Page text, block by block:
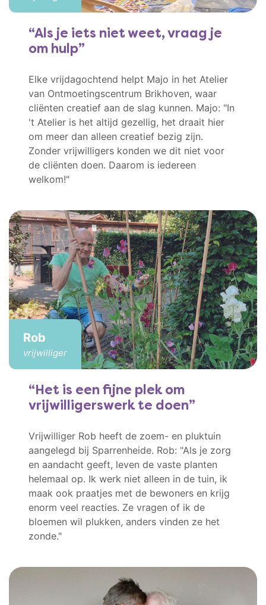
Als je iets niet weet, vraag je
om hulp
Elke vrijdagochtend helpt Majo in het Atelier
van Ontmoetingscentrum Brikhoven, waar
cliënten creatief aan de slag kunnen. Majo: "In
't Atelier is het altijd gezellig, het draait hier
om meer dan alleen creatief bezig zijn.
Zonder vrijwilligers konden we dit niet voor
de cliënten doen. Daarom is iedereen
welkom!"
Rob
vrijwilliger
Het is een fijne plek om
vrijwilligerswerk te doen
Vrijwilliger Rob heeft de zoem- en pluktuin
aangelegd bij Sparrenheide. Rob: "Als je zorg
en aandacht geeft, leven de vaste planten
helemaal op. Ik werk niet alleen in de tuin, ik
maak ook praatjes met de bewoners en krijg
enorm veel reacties. Ze vragen of ik de
bloemen wil plukken, anders vinden ze het
zonde."